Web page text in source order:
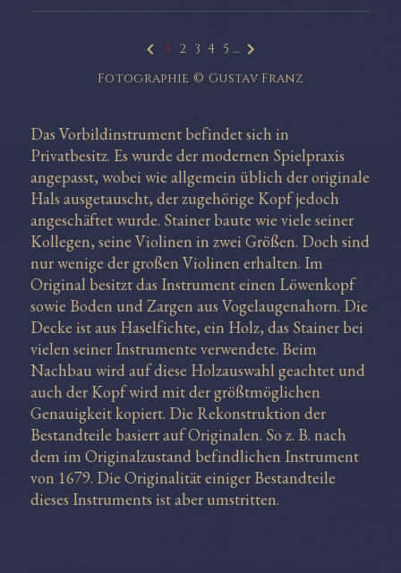
1 2 3 4 5 …
Fotographie © Gustav Franz
Das Vorbildinstrument befindet sich in
Privatbesitz. Es wurde der modernen Spielpraxis
angepasst, wobei wie allgemein üblich der originale
Hals ausgetauscht, der zugehörige Kopf jedoch
angeschäftet wurde. Stainer baute wie viele seiner
Kollegen, seine Violinen in zwei Größen. Doch sind
nur wenige der großen Violinen erhalten. Im
Original besitzt das Instrument einen Löwenkopf
sowie Boden und Zargen aus Vogelaugenahorn. Die
Decke ist aus Haselfichte, ein Holz, das Stainer bei
vielen seiner Instrumente verwendete. Beim
Nachbau wird auf diese Holzauswahl geachtet und
auch der Kopf wird mit der größtmöglichen
Genauigkeit kopiert. Die Rekonstruktion der
Bestandteile basiert auf Originalen. So z. B. nach
dem im Originalzustand befindlichen Instrument
von 1679. Die Originalität einiger Bestandteile
dieses Instruments ist aber umstritten.